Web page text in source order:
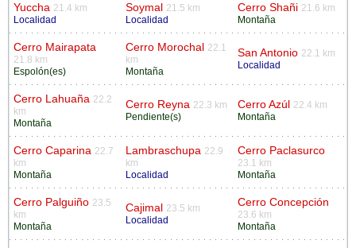
Yuccha 21.4 km
Localidad
Soymal
21.5 km
Localidad
Cerro Shañi 21.6 km
Montaña
Cerro Mairapata
21.8 km
Espolón(es)
Cerro Morochal
22.1
km
Montaña
San Antonio 22.1 km
Localidad
Cerro Lahuaña 22.2
km
Montaña
Cerro Reyna 22.3 km
Pendiente(s)
Cerro Azúl
22.4 km
Montaña
Cerro Caparina 22.7
km
Montaña
Lambraschupa 22.9
km
Localidad
Cerro Paclasurco
23.1 km
Montaña
Cerro Palguiño 23.5
km
Montaña
Cajimal
23.5 km
Localidad
Cerro Concepción
23.6 km
Montaña